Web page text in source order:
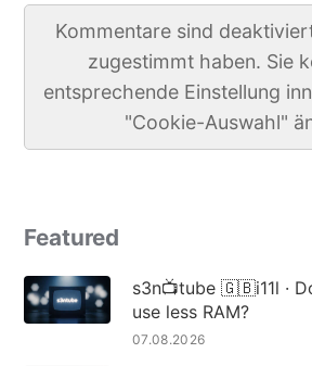
Kommentare sind
zugestimmt haben. Sie
entsprechende Einstellung
"Cookie-Auswahl"
Featured
s3n📺tube 🇬🇧i11l ·
use less RAM?
07.08.2026